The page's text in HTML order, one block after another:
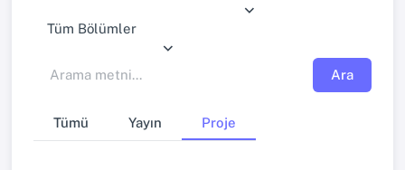
Tüm Bölümler
Ara
Tümü Yayın Proje